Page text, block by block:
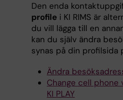
Den enda
profile i KI RIMS är
du vill lägga till en
kan du själv ändra
synas på din profilsida
Ändra
Change cell
KI PLAY